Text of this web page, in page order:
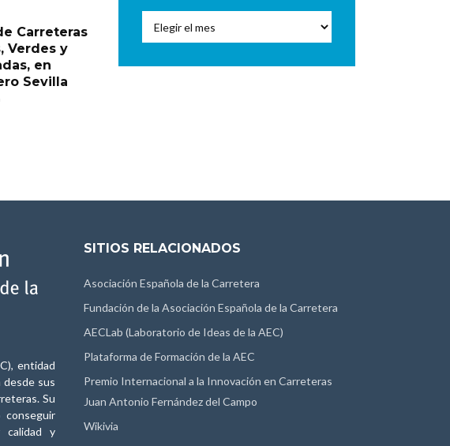
Carreteras
Verdes y
en
Sevilla
Audiovisual
entidad
desde sus
Su
conseguir
calidad y
SITIOS RELACIONADOS
Asociación Española de la Carretera
Fundación de la Asociación Española de la Carretera
AECLab (Laboratorio de Ideas de la AEC)
Plataforma de Formación de la AEC
Premio Internacional a la Innovación en Carreteras
Juan Antonio Fernández del Campo
Wikivia